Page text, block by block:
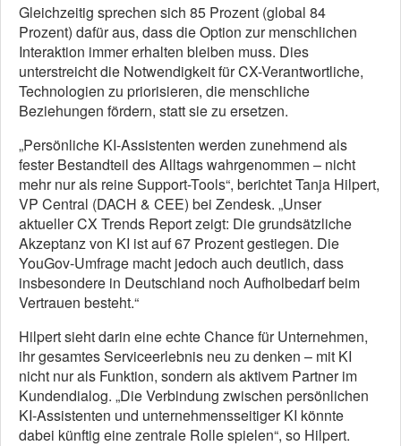
Gleichzeitig sprechen sich 85 Prozent (global 84
Prozent) dafür aus, dass die Option zur menschlichen
Interaktion immer erhalten bleiben muss. Dies
unterstreicht die Notwendigkeit für CX-Verantwortliche,
Technologien zu priorisieren, die menschliche
Beziehungen fördern, statt sie zu ersetzen.
„Persönliche KI-Assistenten werden zunehmend als
fester Bestandteil des Alltags wahrgenommen – nicht
mehr nur als reine Support-Tools“, berichtet Tanja Hilpert,
VP Central (DACH & CEE) bei Zendesk. „Unser
aktueller CX Trends Report zeigt: Die grundsätzliche
Akzeptanz von KI ist auf 67 Prozent gestiegen. Die
YouGov-Umfrage macht jedoch auch deutlich, dass
insbesondere in Deutschland noch Aufholbedarf beim
Vertrauen besteht.“
Hilpert sieht darin eine echte Chance für Unternehmen,
ihr gesamtes Serviceerlebnis neu zu denken – mit KI
nicht nur als Funktion, sondern als aktivem Partner im
Kundendialog. „Die Verbindung zwischen persönlichen
KI-Assistenten und unternehmensseitiger KI könnte
dabei künftig eine zentrale Rolle spielen“, so Hilpert.